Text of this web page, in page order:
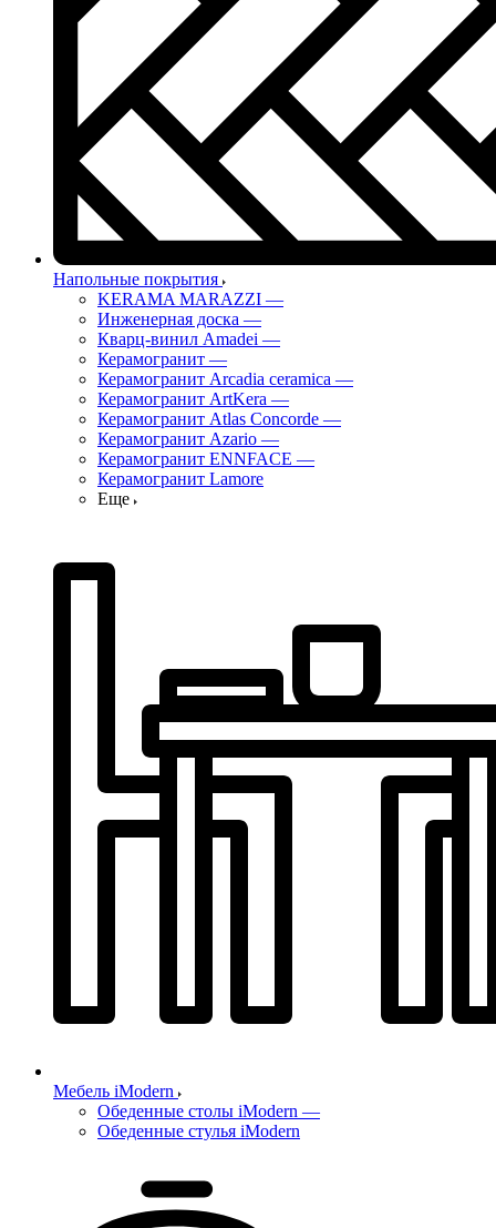
Напольные покрытия
KERAMA MARAZZI —
Инженерная доска —
Кварц-винил Amadei —
Керамогранит —
Керамогранит Arcadia ceramica —
Керамогранит ArtKera —
Керамогранит Atlas Concorde —
Керамогранит Azario —
Керамогранит ENNFACE —
Керамогранит Lamore
Еще
Мебель iModern
Обеденные столы iModern —
Обеденные стулья iModern